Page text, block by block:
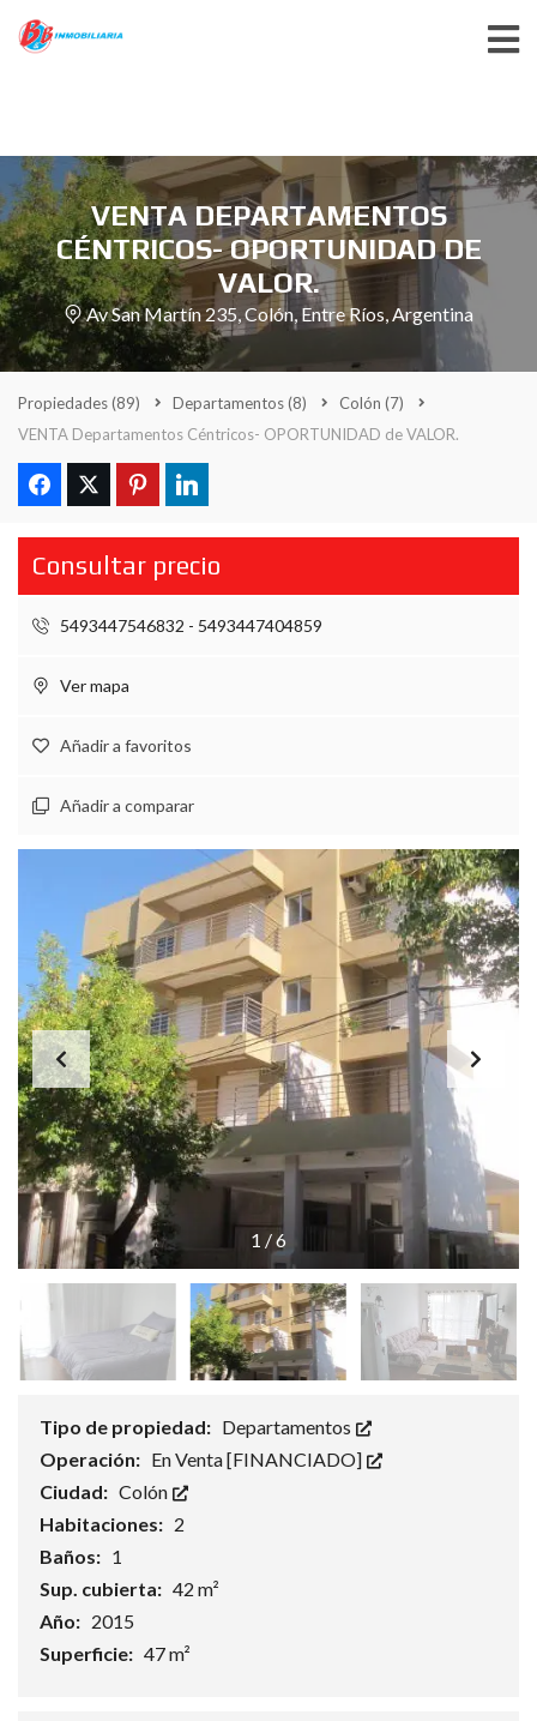
VENTA DEPARTAMENTOS
CÉNTRICOS- OPORTUNIDAD DE
VALOR.
Av San Martín 235, Colón, Entre Ríos, Argentina
Propiedades(89) Departamentos(8) Colón (7)
VENTA Departamentos Céntricos- OPORTUNIDAD de VALOR.
Consultar precio
5493447546832 - 5493447404859
Ver mapa
Añadir a favoritos
Añadir a comparar
1 /6
Tipo de propiedad: Departamentos
Operación: En Venta [FINANCIADO]
Ciudad: Colón
Habitaciones: 2
Baños: 1
Sup. cubierta: 42 m²
Año: 2015
Superficie: 47 m²